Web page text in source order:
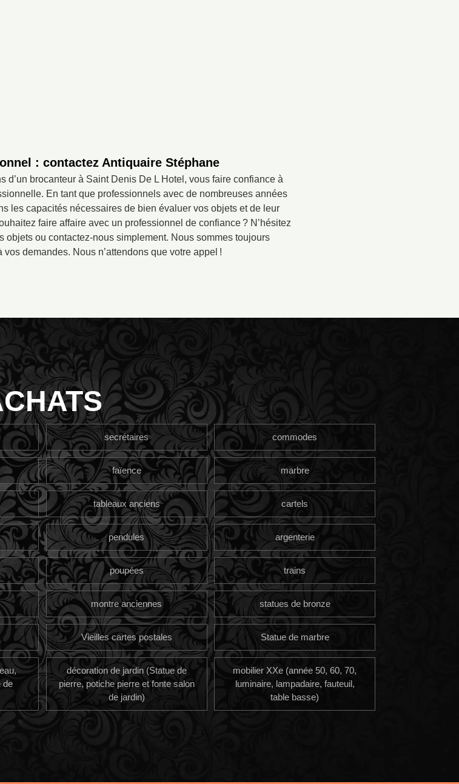
: contactez Antiquaire Stéphane
d’un brocanteur à Saint Denis De L Hotel, vous faire confiance à
En tant que professionnels avec de nombreuses années
les capacités nécessaires de bien évaluer vos objets et de leur
faire affaire avec un professionnel de confiance ? N’hésitez
objets ou contactez-nous simplement. Nous sommes toujours
demandes. Nous n’attendons que votre appel !
secrétaires commodes
faïence marbre
tableaux anciens cartels
pendules argenterie
poupées trains
montre anciennes statues de bronze
Vieilles cartes postales Statue de marbre
de
décoration de jardin (Statue de
pierre, potiche pierre et fonte salon
de jardin)
mobilier XXe (année 50, 60, 70,
luminaire, lampadaire, fauteuil,
table basse)